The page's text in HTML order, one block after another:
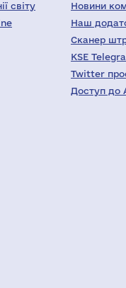
світу
Новини
Наш
Сканер
KSE
Twitter
Доступ до